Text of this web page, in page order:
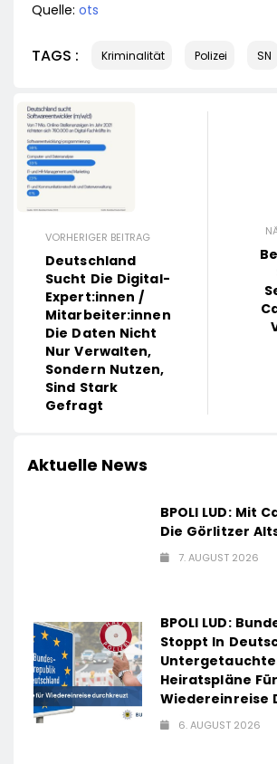
Quelle: ots
TAGS : Kriminalität Polizei SN
VORHERIGER BEITRAG
Deutschland
Sucht Die Digital-
Expert:innen /
Mitarbeiter:innen
Die Daten Nicht
Nur Verwalten,
Sondern Nutzen,
Sind Stark
Gefragt
Aktuelle News
BPOLI LUD: Mit
Die Görlitzer
7. AUGUST 2026
BPOLI LUD:
Stoppt In
Heiratspläne Für
Wiedereinreise
6. AUGUST 2026